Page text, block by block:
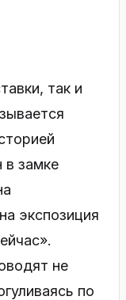
так и
в замке
экспозиция
не
по